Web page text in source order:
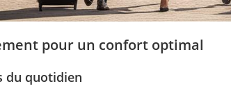
pour un confort optimal
du quotidien